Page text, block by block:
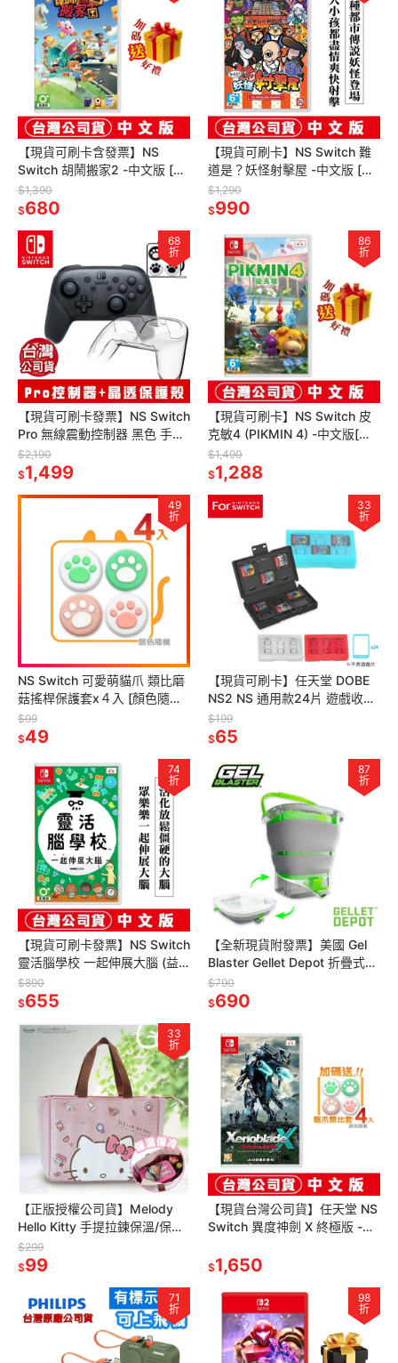
【現貨可刷卡含發票】NS
Switch 胡鬧搬家2 -中文版 [夢
遊館] 多人同樂 友情破壞 小朋
友 禮物
$1,390
$680
【現貨可刷卡】NS Switch 難
道是？妖怪射擊屋 -中文版 [夢
遊館] 多人同樂 派對遊戲
$1,290
$990
68
折
【現貨可刷卡發票】NS Switch
Pro 無線震動控制器 黑色 手把
贈類比套 台灣公司貨 [夢遊館]
$2,190
$1,499
86
折
【現貨可刷卡】NS Switch 皮
克敏4 (PIKMIN 4) -中文版[夢
遊館] 可愛 冒險 即時戰略
$1,490
$1,288
49
折
NS Switch 可愛萌貓爪 類比磨
菇搖桿保護套x４入 [顏色隨機]
【現貨】
$99
$49
33
折
【現貨可刷卡】任天堂 DOBE
NS2 NS 通用款24片 遊戲收納
盒 TNS-3198 [夢遊館]
$199
$65
74
折
【現貨可刷卡發票】NS Switch
靈活腦學校 一起伸展大腦 (益
智派對遊戲)-中文版[夢遊館]
$890
$655
87
折
【全新現貨附發票】美國 Gel
Blaster Gellet Depot 折疊式凝
膠彈補充桶_水彈玩具 水晶彈
水彈槍
$790
$690
33
折
【正版授權公司貨】Melody
Hello Kitty 手提拉鍊保溫/保冷
袋 購物袋-櫻花粉 KT-BAG011
$299
$99
【現貨台灣公司貨】任天堂 NS
Switch 異度神劍 X 終極版 -中
$1,650
71
折
98
折